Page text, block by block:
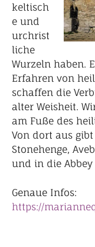
keltisch
e und
urchrist
liche
Wurzeln haben.
Erfahren von
schaffen die
alter Weisheit.
am Fuße des
Von dort aus gibt
Stonehenge,
und in die
Genaue Infos:
https://